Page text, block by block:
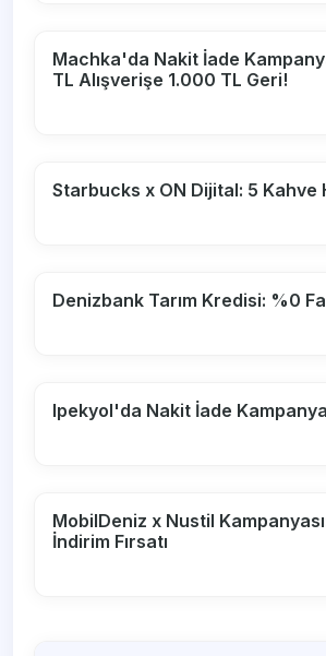
Machka'da Nakit İade
TL Alışverişe 1.000 TL Geri!
Starbucks x ON Dijital: 5 Kahve
Denizbank Tarım Kredisi: %0
Ipekyol'da Nakit İade
MobilDeniz x Nustil
İndirim Fırsatı